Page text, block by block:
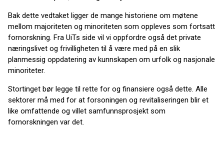
Bak dette vedtaket ligger de mange historiene om møtene
mellom majoriteten og minoriteten som oppleves som fortsatt
fornorskning. Fra UiTs side vil vi oppfordre også det private
næringslivet og frivilligheten til å være med på en slik
planmessig oppdatering av kunnskapen om urfolk og nasjonale
minoriteter.
Stortinget bør legge til rette for og finansiere også dette. Alle
sektorer må med for at forsoningen og revitaliseringen blir et
like omfattende og villet samfunnsprosjekt som
fornorskningen var det.